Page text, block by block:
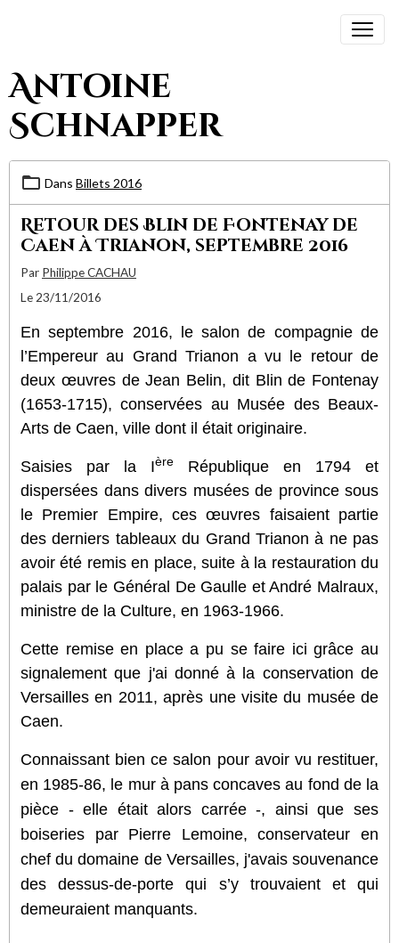
Antoine
Schnapper
Dans Billets 2016
Retour des Blin de Fontenay de
Caen à Trianon, septembre 2016
Par Philippe CACHAU
Le 23/11/2016
En septembre 2016, le salon de compagnie de
l’Empereur au Grand Trianon a vu le retour de
deux œuvres de Jean Belin, dit Blin de Fontenay
(1653-1715), conservées au Musée des Beaux-
Arts de Caen, ville dont il était originaire.
Saisies par la Ière
République en 1794 et
dispersées dans divers musées de province sous
le Premier Empire, ces œuvres faisaient partie
des derniers tableaux du Grand Trianon à ne pas
avoir été remis en place, suite à la restauration du
palais par le Général De Gaulle et André Malraux,
ministre de la Culture, en 1963-1966.
Cette remise en place a pu se faire ici grâce au
signalement que j'ai donné à la conservation de
Versailles en 2011, après une visite du musée de
Caen.
Connaissant bien ce salon pour avoir vu restituer,
en 1985-86, le mur à pans concaves au fond de la
pièce - elle était alors carrée -, ainsi que ses
boiseries par Pierre Lemoine, conservateur en
chef du domaine de Versailles, j'avais souvenance
des dessus-de-porte qui s’y trouvaient et qui
demeuraient manquants.